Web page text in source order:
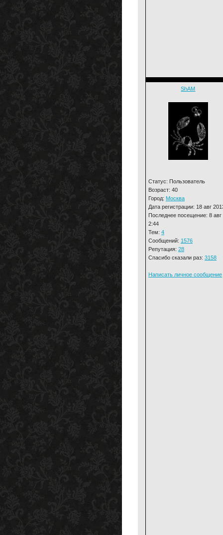
ShAM
Статус: Пользователь
Возраст: 40
Город: Москва
Дата регистрации: 18 авг
Последнее посещение: 8 авг
2:44
Тем: 4
Сообщений: 1576
Репутация: 28
Спасибо сказали раз: 3158
Написать личное сообщение